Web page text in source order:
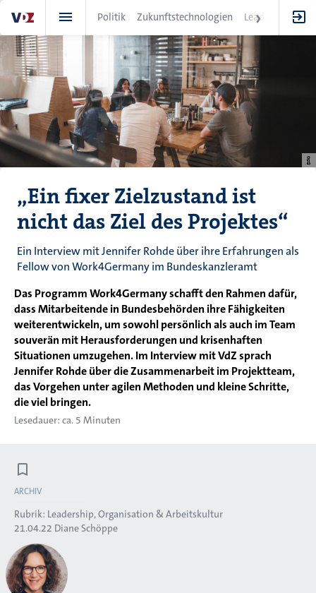
zum
Inhalt
Politik Zukunftstechnologien Leadership
„Ein fixer Zielzustand ist
nicht das Ziel des Projektes“
Ein Interview mit Jennifer Rohde über ihre Erfahrungen als
Fellow von Work4Germany im Bundeskanzleramt
Das Programm Work4Germany schafft den Rahmen dafür,
dass Mitarbeitende in Bundesbehörden ihre Fähigkeiten
weiterentwickeln, um sowohl persönlich als auch im Team
souverän mit Herausforderungen und krisenhaften
Situationen umzugehen. Im Interview mit VdZ sprach
Jennifer Rohde über die Zusammenarbeit im Projektteam,
das Vorgehen unter agilen Methoden und kleine Schritte,
die viel bringen.
Lesedauer: ca. 5 Minuten
ARCHIV
Rubrik: Leadership, Organisation & Arbeitskultur
21.04.22 Diane Schöppe